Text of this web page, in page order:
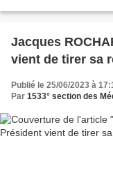
Jacques ROCHARD, notre 1er Vice-
vient de tirer sa
Publié le 25/06/2023 à
Par 1533° section des